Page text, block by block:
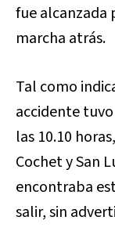
fue alcanzada
marcha atrás.
Tal como
accidente
las 10.10
Cochet y San
encontraba
salir, sin